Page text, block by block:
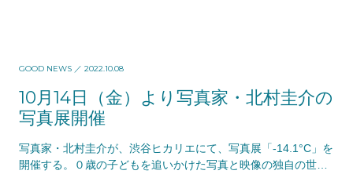
GOOD NEWS ／ 2022.10.08
10月14日（金）より写真家・北村圭介の
写真展開催
写真家・北村圭介が、渋谷ヒカリエにて、写真展「-14.1°C」を
開催する。０歳の子どもを追いかけた写真と映像の独自の世界